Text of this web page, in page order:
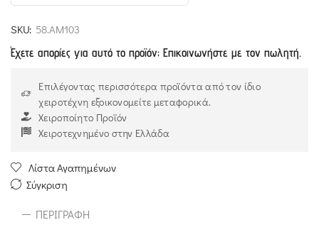
5out of 5
SKU: 58.ΑΜ103
Έχετε απορίες για αυτό το προϊόν; Επικοινωνήστε με τον πωλητή.
Επιλέγοντας περισσότερα προϊόντα από τον ίδιο
χειροτέχνη εξοικονομείτε μεταφορικά.
Χειροποίητο Προϊόν
Χειροτεχνημένο στην Ελλάδα
Λίστα Αγαπημένων
Σύγκριση
ΠΕΡΙΓΡΑΦΉ